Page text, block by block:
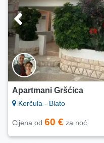
Apartmani Gršćica
Korčula - Blato
Cijena od 60 € za noć